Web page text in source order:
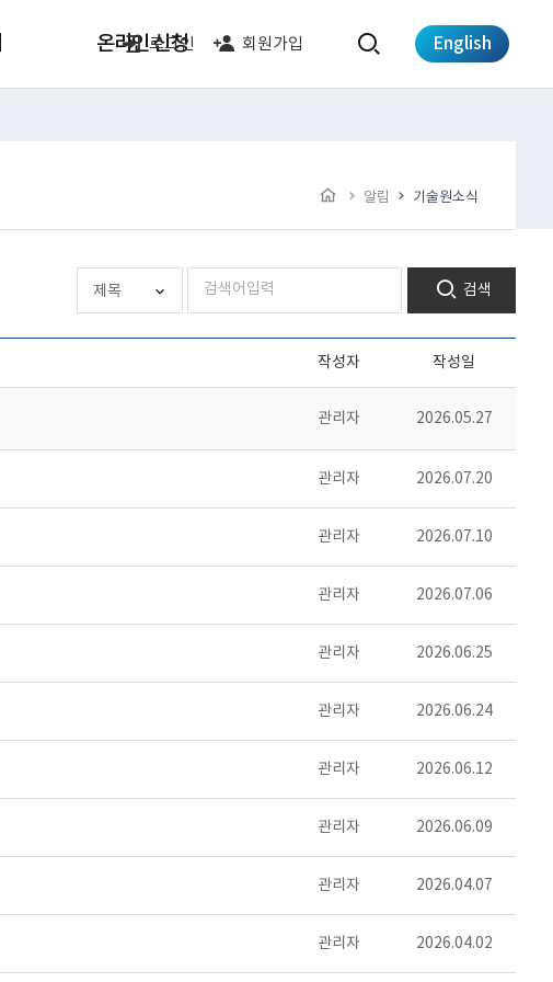
온라인 신청
로그인 회원가입 English
알림 기술원소식
검색
작성자 작성일
관리자 2026.05.27
관리자 2026.07.20
관리자 2026.07.10
관리자 2026.07.06
관리자 2026.06.25
관리자 2026.06.24
관리자 2026.06.12
관리자 2026.06.09
관리자 2026.04.07
관리자 2026.04.02